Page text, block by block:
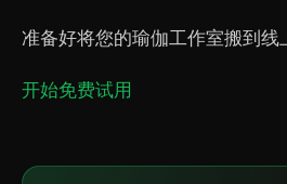
准备好将您的瑜伽工作室搬到线
开始免费试用